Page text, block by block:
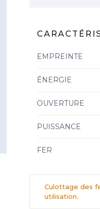
EMPREINTE
ÉNERGIE
OUVERTURE
PUISSANCE
FER
Culottage des
utilisation.